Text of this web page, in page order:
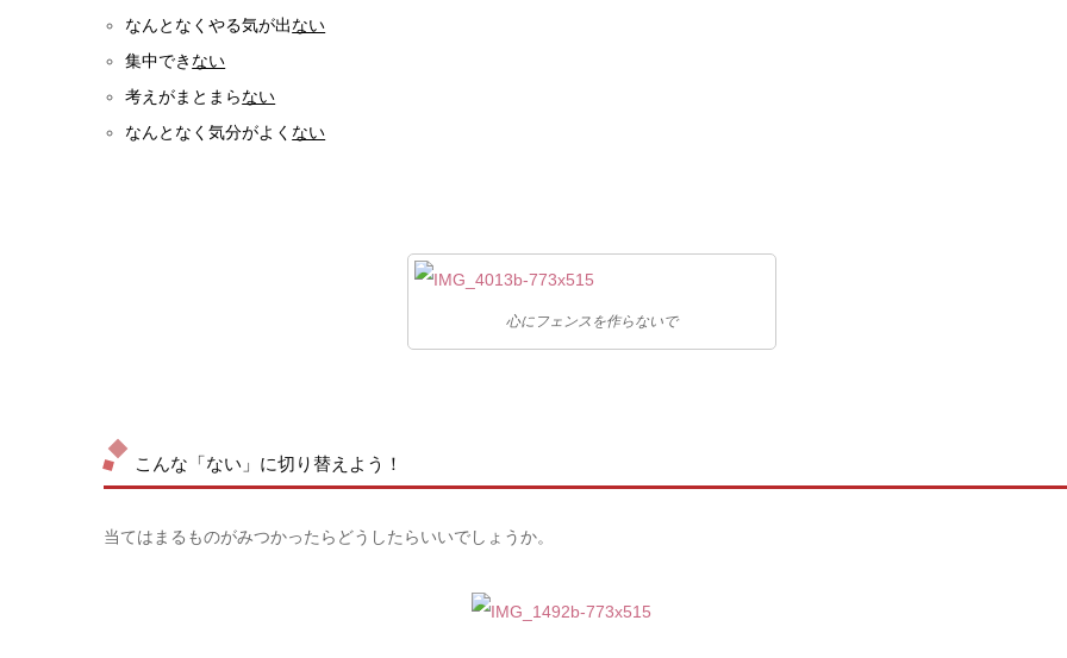
なんとなくやる気が出ない
集中でき ない
考えがまとまらない
なんとなく気分がよく ない
心にフェンスを作らないで
こんな「ない」に切り替えよう！
当てはまるものがみつかったらどうしたらいいでしょうか。